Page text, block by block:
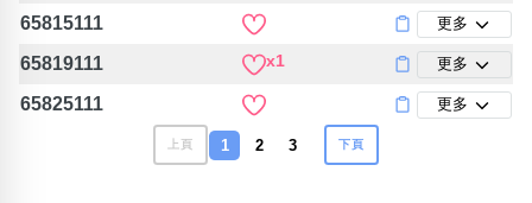
65815111 更多
65819111 x1 更多
65825111 更多
上頁 1 2 3 下頁